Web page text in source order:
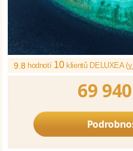
9.8 hodnotí 10klientů DELUXEA (
69 940